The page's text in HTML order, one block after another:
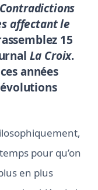
Contradictions
affectant le
15
La Croix.
années
évolutions
pour qu’on
en plus